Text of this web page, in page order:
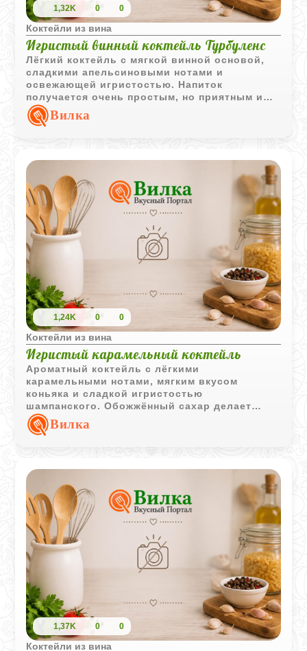
1,32K 0 0
Коктейли из вина
Игристый винный коктейль Турбуленс
Лёгкий коктейль с мягкой винной основой,
сладкими апельсиновыми нотами и
освежающей игристостью. Напиток
получается очень простым, но приятным и
хорошо подходит для летней подачи.
Вилка
1,24K 0 0
Коктейли из вина
Игристый карамельный коктейль
Ароматный коктейль с лёгкими
карамельными нотами, мягким вкусом
коньяка и сладкой игристостью
шампанского. Обожжённый сахар делает
напиток особенно тёплым и выразительным
по аромату.
Вилка
1,37K 0 0
Коктейли из вина